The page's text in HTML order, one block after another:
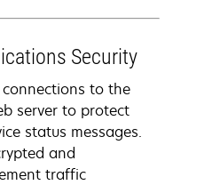
Security
connections to the
server to protect
status messages.
and
traffic